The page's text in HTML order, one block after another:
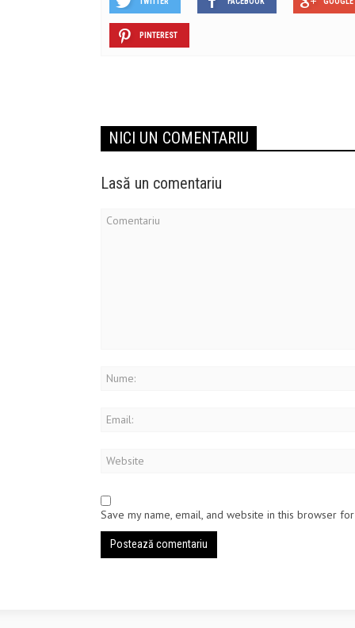
PINTEREST
NICI UN COMENTARIU
Lasă un comentariu
Save my name, email, and website in this browser